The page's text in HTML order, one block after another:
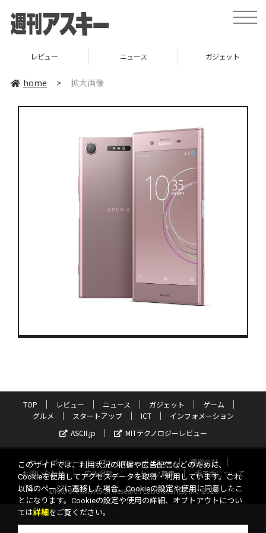
toggle
レビュー ニュース ガジェット
home > 拡大画像
TOP レビュー ニュース ガジェット
ゲーム
グルメ
スタートアップ ICT
インフォメーション
ASCII.jp
MITテクノロジーレビュー
サイトポリシー プライバシーポリシー
運営会社
お問い合わせ
広告掲載 スタッフ募集
電子版について
©KADOKAWA ASCII Research Laboratories, Inc. 2026
このサイトでは、利用状況の把握や広告配信などのために、
Cookieを使用してアクセスデータを取得・利用しています。これ
以降のページに遷移した場合、Cookieの設定や使用に同意したこ
とになります。Cookieの設定や使用の詳細、オプトアウトについ
ては詳細 をご覧ください。